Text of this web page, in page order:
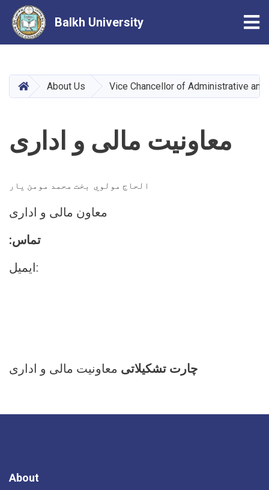
main
content
Balkh University
HOMEAbout Us Vice Chancellor of Administrative
معاونیت مالی و اداری
الحاج مولوي بخت محمد مومن یار
معاون مالی و اداری
:تماس
ایمیل:
چارت تشکیلاتی
About